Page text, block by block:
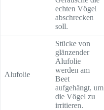
echten Vögel
abschrecken
soll.
Alufolie
Stücke von
glänzender
Alufolie
werden am
Beet
aufgehängt, um
die Vögel zu
irritieren.